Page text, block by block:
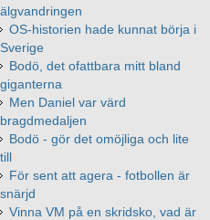
älgvandringen
OS-historien hade kunnat börja i
Sverige
Bodö, det ofattbara mitt bland
giganterna
Men Daniel var värd
bragdmedaljen
Bodö - gör det omöjliga och lite
till
För sent att agera - fotbollen är
snärjd
Vinna VM på en skridsko, vad är